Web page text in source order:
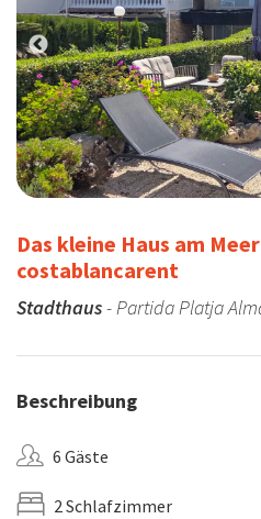
Previous
Das kleine Haus am
costablancarent
Stadthaus- Partida Platja
Beschreibung
6 Gäste
2 Schlafzimmer